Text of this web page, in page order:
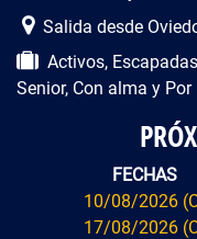
Salida desde
Activos,
Senior, Con alma y Por
FECHAS
10/08/2026
17/08/2026